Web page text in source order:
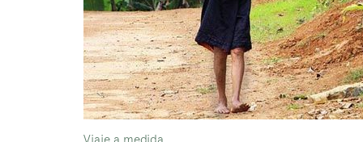
Viaje a medida